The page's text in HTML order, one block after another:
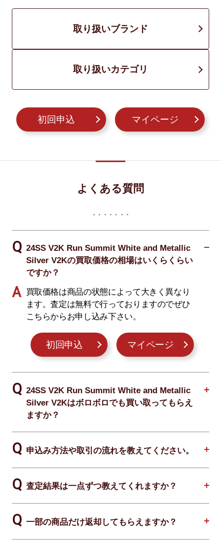
取り扱いブランド
取り扱いカテゴリ
初回申込 マイページ
よくある質問
24SS V2K Run Summit White and Metallic
Silver V2Kの買取価格の相場はいくらくらい
ですか？
買取価格は商品の状態によって大きく異なり
ます。査定は無料で行っておりますのでぜひ
こちらからお申し込み下さい。
初回申込 マイページ
24SS V2K Run Summit White and Metallic
Silver V2Kはボロボロでも買い取ってもらえ
ますか？
申込み方法や取引の流れを教えてください。
査定結果は一点ずつ教えてくれますか？
一部の商品だけ返却してもらえますか？